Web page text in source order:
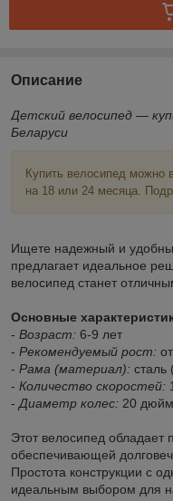
Описание
Детский велосипед —
Беларуси
Купить велосипед можно
на 18 или 24 месяца.
Ищете надежный и
предлагает идеальное
велосипед станет
Основные
- Возраст: 6-9 лет
- Рекомендуемый рост:
- Рама (материал): сталь
- Количество скоростей: 1
- Диаметр колес: 20
Этот велосипед обладает
обеспечивающей
Простота конструкции с
идеальным выбором для